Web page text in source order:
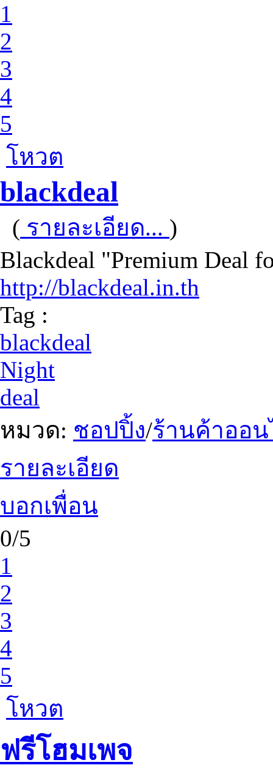
1
2
3
4
5
โหวต
blackdeal
( รายละเอียด... )
Blackdeal "Premium Deal
http://blackdeal.in.th
Tag :
blackdeal
Night
deal
หมวด: ชอปปิ้ง/ร้านค้าออ
รายละเอียด
บอกเพื่อน
0/5
1
2
3
4
5
โหวต
ฟรีโฮมเพจ